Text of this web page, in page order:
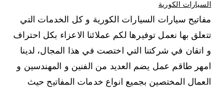
السيارات الكورية
مفاتيح سيارات السيارات الكورية و كل الخدمات التي
تتعلق بها نعمل توفيرها لكم عملائنا الاعزاء بكل احتراف
و اتقان في شركتنا التي اختصت في هذا المجال، لدينا
امهر طاقم عمل يضم العديد من الفنين و المهندسين و
العمال المختصين بجميع انواع خدمات المفاتيح حيث